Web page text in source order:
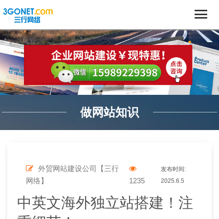
做网站知识
外贸网站建设公司【三行
网络】
1235
发布时间:
2025.6.5
中英文海外独立站搭建！注